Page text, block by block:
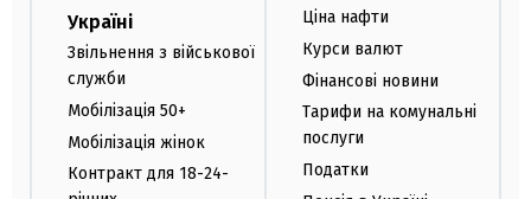
Україні
Звільнення з військової
служби
Мобілізація 50+
Мобілізація жінок
Контракт для 18-24-
Ціна нафти
Курси валют
Фінансові новини
Тарифи на комунальні
послуги
Податки